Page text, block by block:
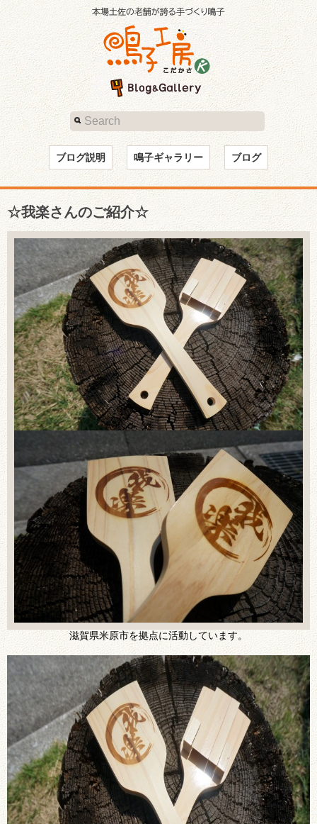
ブログ説明 鳴子ギャラリー ブログ
☆我楽さんのご紹介☆
滋賀県米原市を拠点に活動しています。